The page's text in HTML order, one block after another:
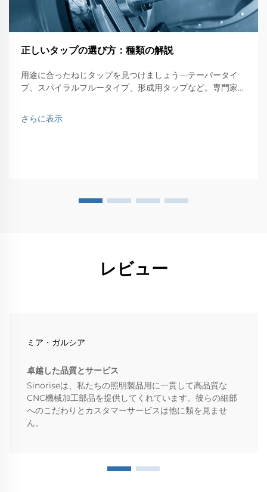
正しいタップの選び方：種類の解説
用途に合ったねじタップを見つけましょう—テーパータイ
プ、スパイラルフルータイプ、形成用タップなど。専門家の
ょう。詳しくはこちら。
さらに表示
レビュー
ミア・ガルシア
卓越した品質とサービス
Sinoriseは、私たちの照明製品用に一貫して高品質な
CNC機械加工部品を提供してくれています。彼らの細部
へのこだわりとカスタマーサービスは他に類を見ませ
ん。